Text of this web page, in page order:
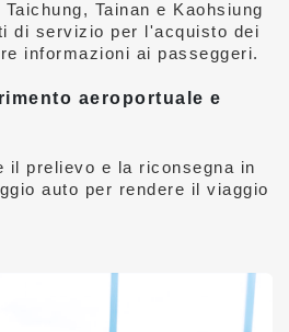
Tainan e Kaohsiung
di servizio per l'acquisto dei
informazioni ai passeggeri.
aeroportuale e
il prelievo e la riconsegna in
auto per rendere il viaggio